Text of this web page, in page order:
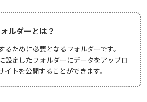
ルダーとは？
るために必要となるフォルダーです。
設定したフォルダーにデータをアップロ
イトを公開することができます。